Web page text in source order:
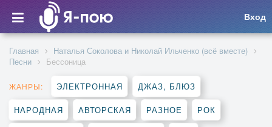
Вход
Главная
Наталья Соколова и Николай Ильченко (всё вместе)
Песни
Бессоница
ЖАНРЫ: ЭЛЕКТРОННАЯ ДЖАЗ, БЛЮЗ
НАРОДНАЯ АВТОРСКАЯ РАЗНОЕ РОК